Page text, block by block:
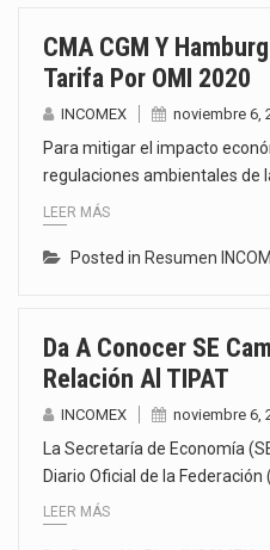
CMA CGM Y
Tarifa Por OMI 2020
INCOMEX noviembre 6,
Para mitigar el impacto
regulaciones ambientales de
LEER MÁS
Posted in Resumen
Da A Conocer SE
Relación Al TIPAT
INCOMEX noviembre 6,
La Secretaría de Economía
Diario Oficial de la Federación
LEER MÁS